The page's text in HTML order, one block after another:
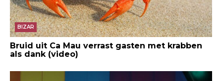
BIZAR
Bruid uit Ca Mau verrast gasten met krabben
als dank (video)